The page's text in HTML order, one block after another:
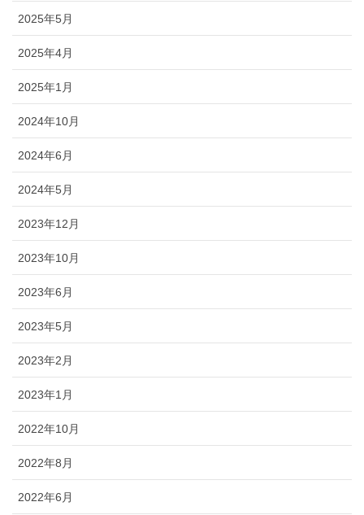
2025年5月
2025年4月
2025年1月
2024年10月
2024年6月
2024年5月
2023年12月
2023年10月
2023年6月
2023年5月
2023年2月
2023年1月
2022年10月
2022年8月
2022年6月